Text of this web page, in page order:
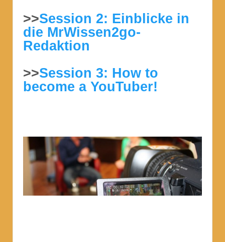
>>Session 2: Einblicke in
die MrWissen2go-
Redaktion
>>Session 3: How to
become a YouTuber!